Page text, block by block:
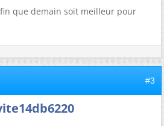
que demain soit meilleur pour
#3